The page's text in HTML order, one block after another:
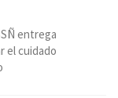
entrega
el cuidado